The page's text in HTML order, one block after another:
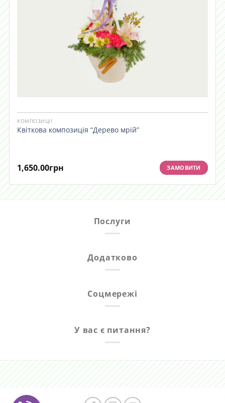
КОМПОЗИЦІЇ
Квіткова композиція “Дерево мрій”
1,650.00грн ЗАМОВИТИ
Послуги
Додатково
Соцмережі
У вас є питання?